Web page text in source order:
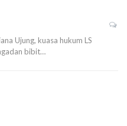
Ujung, kuasa hukum LS
bibit…